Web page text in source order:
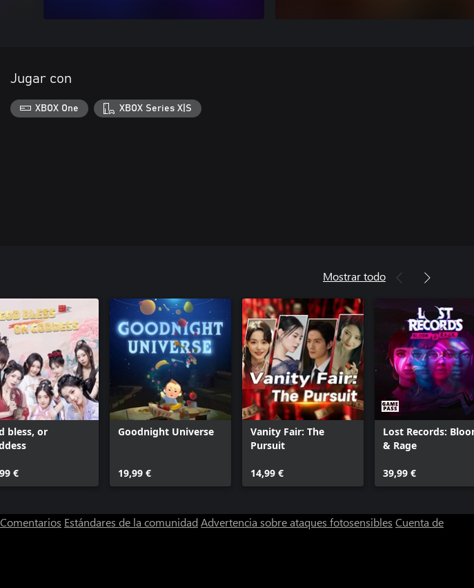
Jugar con
XBOX One XBOX Series X|S
Mostrar todo
bless, or
€
Goodnight Universe
19,99 €
Vanity Fair: The
Pursuit
14,99 €
Lost Records:
& Rage
39,99 €
Comentarios Estándares de la comunidad Advertencia sobre ataques fotosensibles Cuenta de